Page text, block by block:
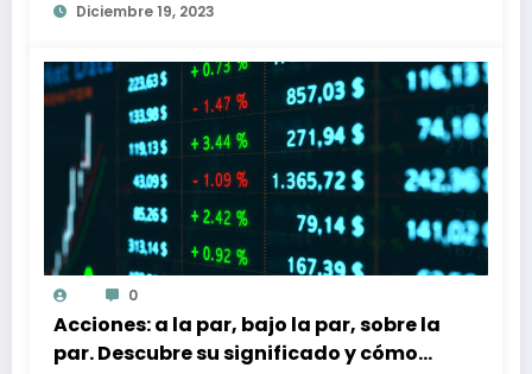
Diciembre 19, 2023
0
Acciones: a la par, bajo la par, sobre la
par. Descubre su significado y cómo